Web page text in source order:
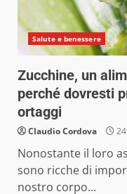
Salute e benessere
Zucchine, un
perché dovresti
ortaggi
Claudio Cordova
Nonostante il loro
sono ricche di
nostro corpo...